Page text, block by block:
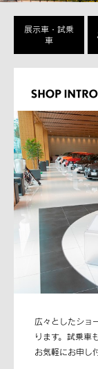
展示車・試乗
車
広々としたショ
ります。試乗車
お気軽にお申し